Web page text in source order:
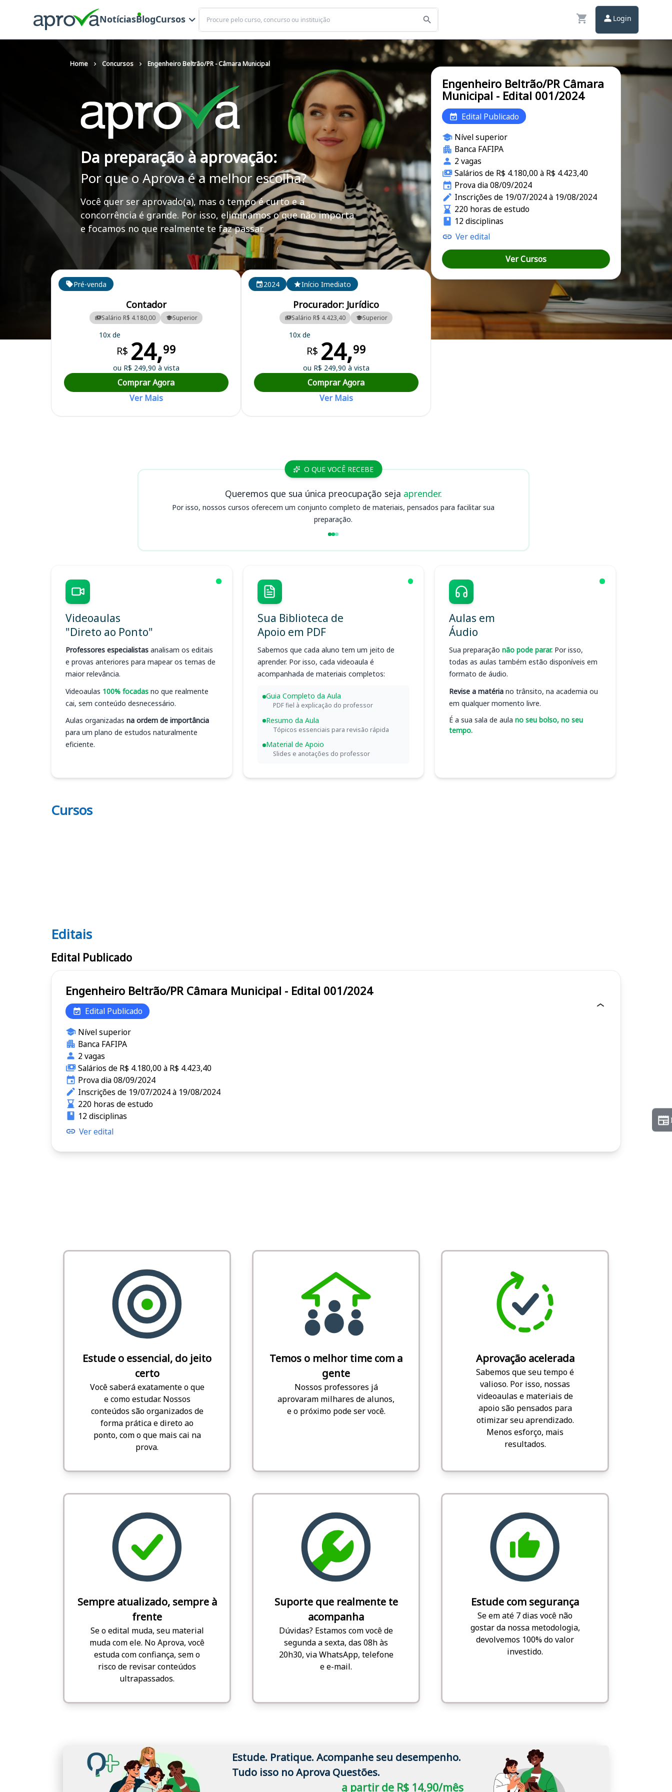
NotíciasBlogCursos
Buscar
Login
Home Concursos Engenheiro Beltrão/PR - Câmara Municipal
Da preparação à aprovação:
Por que o Aprova é a melhor escolha?
Você quer ser aprovado(a), mas o tempo é curto e a
concorrência é grande. Por isso, eliminamos o que não importa
e focamos no que realmente te faz passar.
Curso Preparatório para o Concurso Engenheiro Beltrão/PR - Câmara Municipal
Cursos em destaque para passar no concurso
Pré-venda
Contador
Salário R$ 4.180,00 Superior
10x de
R$ 24,99
ou R$ 249,90 à vista
Comprar Agora
Ver Mais
2024 Início Imediato
Procurador: Jurídico
Salário R$ 4.423,40 Superior
10x de
R$ 24,99
ou R$ 249,90 à vista
Comprar Agora
Ver Mais
Engenheiro Beltrão/PR Câmara
Municipal - Edital 001/2024
Edital Publicado
Nível superior
Banca FAFIPA
2 vagas
Salários de R$ 4.180,00 à R$ 4.423,40
Prova dia 08/09/2024
Inscrições de 19/07/2024 à 19/08/2024
220 horas de estudo
12 disciplinas
Ver edital
Ver Cursos
O QUE VOCÊ RECEBE
Queremos que sua única preocupação seja aprender.
Por isso, nossos cursos oferecem um conjunto completo de materiais, pensados para facilitar sua
preparação.
Videoaulas
"Direto ao Ponto"
Professores especialistas analisam os editais
e provas anteriores para mapear os temas de
maior relevância.
Videoaulas 100% focadas no que realmente
cai, sem conteúdo desnecessário.
Aulas organizadas na ordem de importância
para um plano de estudos naturalmente
eficiente.
Sua Biblioteca de
Apoio em PDF
Sabemos que cada aluno tem um jeito de
aprender. Por isso, cada videoaula é
acompanhada de materiais completos:
Guia Completo da Aula
PDF fiel à explicação do professor
Resumo da Aula
Tópicos essenciais para revisão rápida
Material de Apoio
Slides e anotações do professor
Aulas em
Áudio
Sua preparação não pode parar. Por isso,
todas as aulas também estão disponíveis em
formato de áudio.
Revise a matéria no trânsito, na academia ou
em qualquer momento livre.
É a sua sala de aula no seu bolso, no seu
tempo.
Cursos
Editais
Editais
Edital Publicado
Engenheiro Beltrão/PR Câmara Municipal - Edital 001/2024
Edital Publicado
Nível superior
Banca FAFIPA
2 vagas
Salários de R$ 4.180,00 à R$ 4.423,40
Prova dia 08/09/2024
Inscrições de 19/07/2024 à 19/08/2024
220 horas de estudo
12 disciplinas
Ver edital
Estude o essencial, do jeito
certo
Você saberá exatamente o que
e como estudar. Nossos
conteúdos são organizados de
forma prática e direto ao
ponto, com o que mais cai na
prova.
Temos o melhor time com a
gente
Nossos professores já
aprovaram milhares de alunos,
e o próximo pode ser você.
Aprovação acelerada
Sabemos que seu tempo é
valioso. Por isso, nossas
videoaulas e materiais de
apoio são pensados para
otimizar seu aprendizado.
Menos esforço, mais
resultados.
Sempre atualizado, sempre à
frente
Se o edital muda, seu material
muda com ele. No Aprova, você
estuda com confiança, sem o
risco de revisar conteúdos
ultrapassados.
Suporte que realmente te
acompanha
Dúvidas? Estamos com você de
segunda a sexta, das 08h às
20h30, via WhatsApp, telefone
e e-mail.
Estude com segurança
Se em até 7 dias você não
gostar da nossa metodologia,
devolvemos 100% do valor
investido.
Estude. Pratique. Acompanhe seu desempenho.
Tudo isso no Aprova Questões.
a partir de R$ 14,90/mês